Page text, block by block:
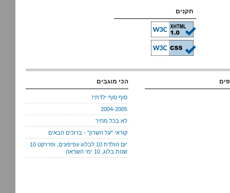
תקנים
הכי מוגבים
סוף סוף ילדתי!
2004-2005
לא בכל מחיר
קוראי "על השרון" - ברוכים הבאים
יום הולדת 10 לבלוג עפיפונים, ופרויקט 10
שנות בלוג, 10 ימי השראה